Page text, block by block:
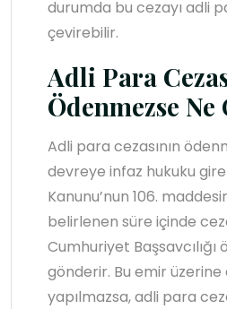
durumda bu cezayı adli
çevirebilir.
Adli Para
Ödenmezse
Adli para cezasının
devreye infaz hukuku
Kanunu’nun 106.
belirlenen süre içinde
Cumhuriyet
gönderir. Bu emir
yapılmazsa, adli para